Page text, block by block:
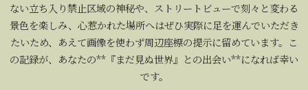
ない立ち入り禁止区域の神秘や、ストリートビューで刻々と変わる
景色を楽しみ、心惹かれた場所へはぜひ実際に足を運んでいただき
たいため、あえて画像を使わず周辺座標の提示に留めています。こ
の記録が、あなたの**『まだ見ぬ世界』との出会い**になれば幸い
です。